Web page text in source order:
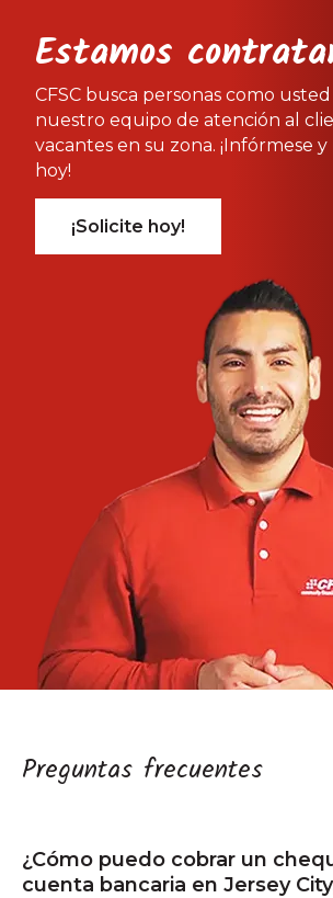
Estamos
CFSC busca personas como
nuestro equipo de atención al
vacantes en su zona. ¡Infórmese
hoy!
¡Solicite hoy!
Preguntas frecuentes
¿Cómo puedo cobrar un
cuenta bancaria en Jersey